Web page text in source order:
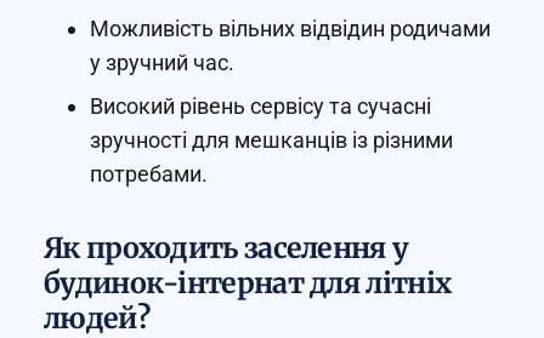
Можливість вільних відвідин родичами
у зручний час.
Високий рівень сервісу та сучасні
зручності для мешканців із різними
потребами.
Як проходить заселення у
будинок-інтернат для літніх
людей?